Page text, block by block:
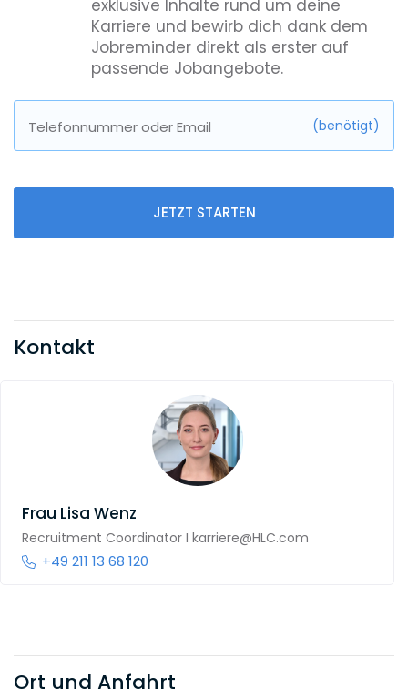
exklusive Inhalte rund um deine
Karriere und bewirb dich dank dem
Jobreminder direkt als erster auf
passende Jobangebote.
Telefonnummer oder Email (benötigt)
JETZT STARTEN
Kontakt
Frau Lisa Wenz
Recruitment Coordinator I karriere@HLC.com
+49 211 13 68 120
Ort und Anfahrt